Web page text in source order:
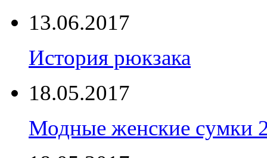
13.06.2017
История рюкзака
18.05.2017
Модные женские сумки